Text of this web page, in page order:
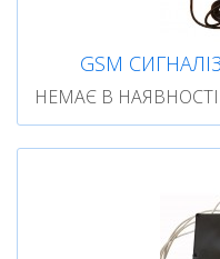
GSM
НЕМАЄ В НАЯВНОСТІ